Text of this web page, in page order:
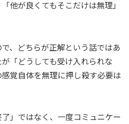
他が良くてもそこだけは無理」
、どちらが正解という話ではあ
「どうしても受け入れられな
覚自体を無理に押し殺す必要は
」ではなく、一度コミュニケー